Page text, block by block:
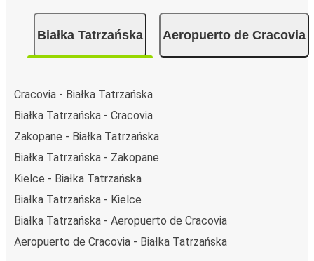
Białka Tatrzańska Aeropuerto de Cracovia
Cracovia - Białka Tatrzańska
Białka Tatrzańska - Cracovia
Zakopane - Białka Tatrzańska
Białka Tatrzańska - Zakopane
Kielce - Białka Tatrzańska
Białka Tatrzańska - Kielce
Białka Tatrzańska - Aeropuerto de Cracovia
Aeropuerto de Cracovia - Białka Tatrzańska